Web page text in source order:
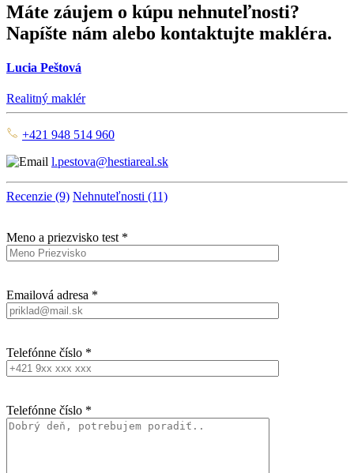
Máte záujem o kúpu nehnuteľnosti?
Napíšte nám alebo kontaktujte makléra.
Lucia Peštová
Realitný maklér
+421 948 514 960
l.pestova@hestiareal.sk
Recenzie (9) Nehnuteľnosti (11)
Meno a priezvisko test *
Emailová adresa *
Telefónne číslo *
Telefónne číslo *